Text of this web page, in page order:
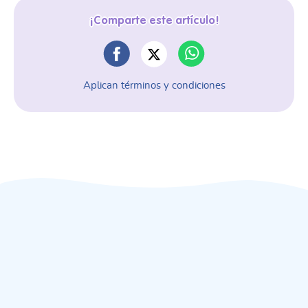
¡Comparte este artículo!
Aplican términos y condiciones